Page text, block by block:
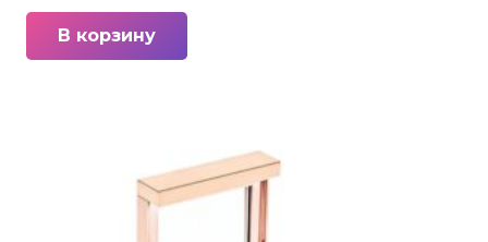
В корзину